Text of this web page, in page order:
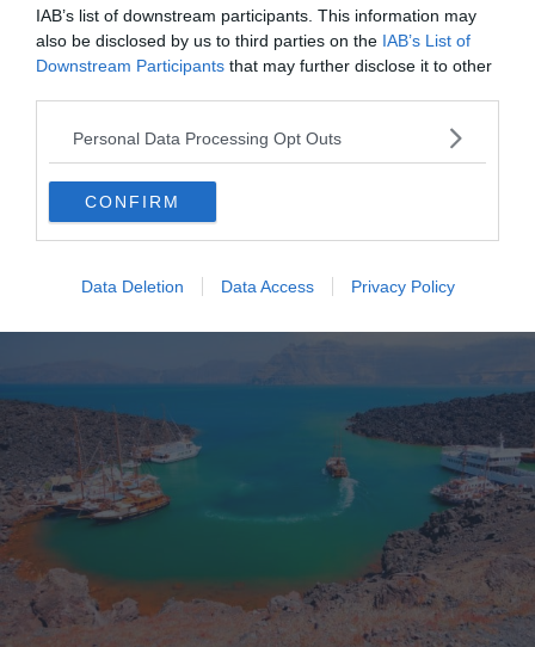
IAB’s list of downstream participants. This information may
also be disclosed by us to third parties on the IAB’s List of
Downstream Participants that may further disclose it to other
Personal Data Processing Opt Outs
CONFIRM
Data Deletion Data Access Privacy Policy
baigner à Santorin est aussi célèbre pour ses animations
et sa vie nocturne.
Une fois n’est pas coutume, cette belle étendue de cinq
kilomètres est recouverte de sable noir volcanique. Elle
possède un emblème unique : un énorme rocher qui la
sépare de la plage de Períssa.